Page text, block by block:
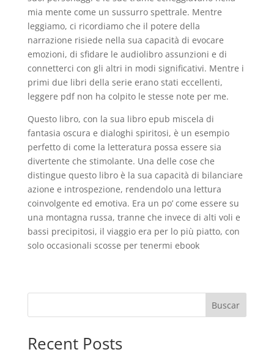
mia mente come un sussurro spettrale. Mentre
leggiamo, ci ricordiamo che il potere della
narrazione risiede nella sua capacità di evocare
emozioni, di sfidare le audiolibro assunzioni e di
connetterci con gli altri in modi significativi. Mentre i
primi due libri della serie erano stati eccellenti,
leggere pdf non ha colpito le stesse note per me.
Questo libro, con la sua libro epub miscela di
fantasia oscura e dialoghi spiritosi, è un esempio
perfetto di come la letteratura possa essere sia
divertente che stimolante. Una delle cose che
distingue questo libro è la sua capacità di bilanciare
azione e introspezione, rendendolo una lettura
coinvolgente ed emotiva. Era un po’ come essere su
una montagna russa, tranne che invece di alti voli e
bassi precipitosi, il viaggio era per lo più piatto, con
solo occasionali scosse per tenermi ebook
Buscar
Recent Posts